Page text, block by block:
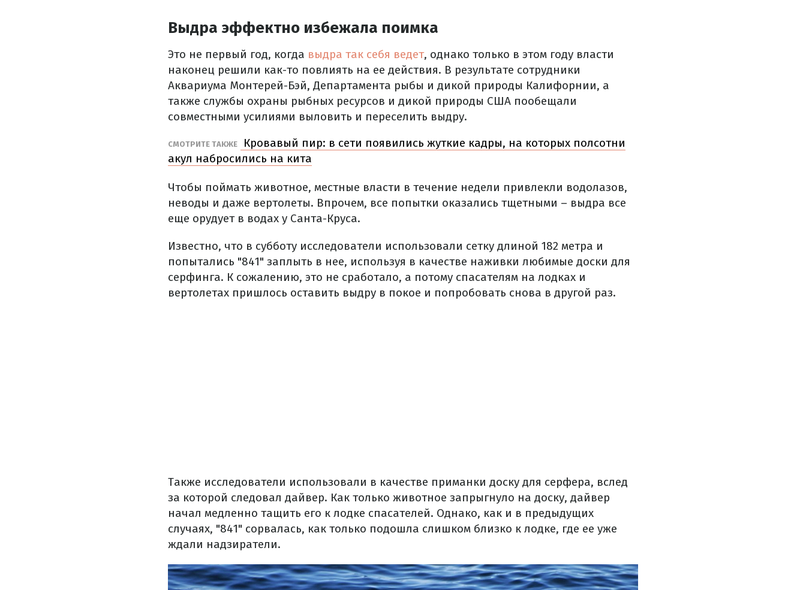
Выдра эффектно избежала поимка
Это не первый год, когда выдра так себя ведет, однако только в этом году власти
наконец решили как-то повлиять на ее действия. В результате сотрудники
Аквариума Монтерей-Бэй, Департамента рыбы и дикой природы Калифорнии, а
также службы охраны рыбных ресурсов и дикой природы США пообещали
совместными усилиями выловить и переселить выдру.
СМОТРИТЕ ТАКЖЕ
Кровавый пир: в сети появились жуткие кадры, на которых полсотни
акул набросились на кита
Чтобы поймать животное, местные власти в течение недели привлекли водолазов,
неводы и даже вертолеты. Впрочем, все попытки оказались тщетными – выдра все
еще орудует в водах у Санта-Круса.
Известно, что в субботу исследователи использовали сетку длиной 182 метра и
попытались "841" заплыть в нее, используя в качестве наживки любимые доски для
серфинга. К сожалению, это не сработало, а потому спасателям на лодках и
вертолетах пришлось оставить выдру в покое и попробовать снова в другой раз.
Также исследователи использовали в качестве приманки доску для серфера, вслед
за которой следовал дайвер. Как только животное запрыгнуло на доску, дайвер
начал медленно тащить его к лодке спасателей. Однако, как и в предыдущих
случаях, "841" сорвалась, как только подошла слишком близко к лодке, где ее уже
ждали надзиратели.